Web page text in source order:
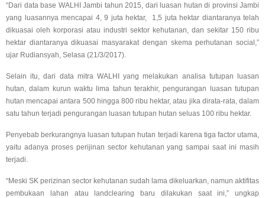
“Dari data base WALHI Jambi tahun 2015, dari luasan hutan di provinsi Jambi
yang luasannya mencapai 4, 9 juta hektar,
1,5 juta hektar diantaranya telah
dikuasai oleh korporasi atau industri sektor kehutanan, dan sekitar 150 ribu
hektar diantaranya dikuasai masyarakat dengan skema perhutanan social,”
ujar Rudiansyah, Selasa (21/3/2017).
Selain itu, dari data mitra WALHI yang melakukan analisa tutupan luasan
hutan, dalam kurun waktu lima tahun terakhir, pengurangan luasan tutupan
hutan mencapai antara 500 hingga 800 ribu hektar, atau jika dirata-rata, dalam
satu tahun terjadi pengurangan luasan tutupan hutan seluas 100 ribu hektar.
Penyebab berkurangnya luasan tutupan hutan terjadi karena tiga factor utama,
yaitu adanya proses perijinan sector kehutanan yang sampai saat ini masih
terjadi.
“Meski SK perizinan sector kehutanan sudah lama dikeluarkan, namun aktifitas
pembukaan lahan atau landclearing baru dilakukan saat ini,” ungkap